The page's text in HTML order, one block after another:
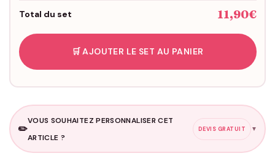
Total du set 11,90€
🛒 AJOUTER LE SET AU PANIER
✏️
VOUS SOUHAITEZ PERSONNALISER CET
ARTICLE ?
DEVIS GRATUIT ▼